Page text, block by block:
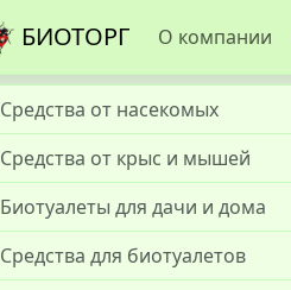
БИОТОРГ О компании
Средства от насекомых
Средства от крыс и мышей
Биотуалеты для дачи и дома
Средства для биотуалетов